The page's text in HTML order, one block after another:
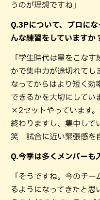
うのが理想ですね」
Q.3Pについて、プロに
んな練習をしていますか
「学生時代は量をこな
かで集中力が途切れてし
なってからはより短く効
できるかを大切にしてい
×2セットやっています
終わりますし、集中して
笑 試合に近い緊張感を
Q.今季は多くメンバーも
「そうですね。今のチ
るようになってきたと思